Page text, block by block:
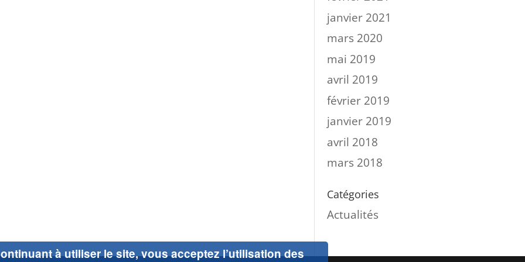
janvier 2021
mars 2020
mai 2019
avril 2019
février 2019
janvier 2019
avril 2018
mars 2018
Catégories
Actualités
à utiliser le site, vous acceptez l’utilisation des